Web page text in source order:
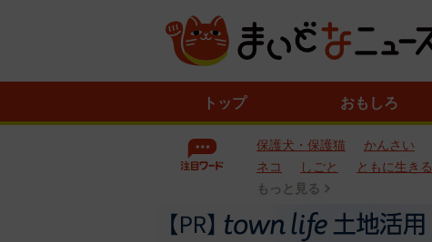
トップ おもしろ
保護犬・保護猫 かんさい
ネコ
しごと ともに生きる
もっと見る